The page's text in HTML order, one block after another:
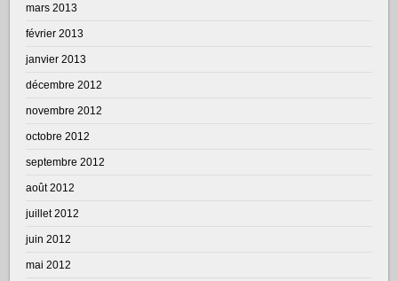
mars 2013
février 2013
janvier 2013
décembre 2012
novembre 2012
octobre 2012
septembre 2012
août 2012
juillet 2012
juin 2012
mai 2012